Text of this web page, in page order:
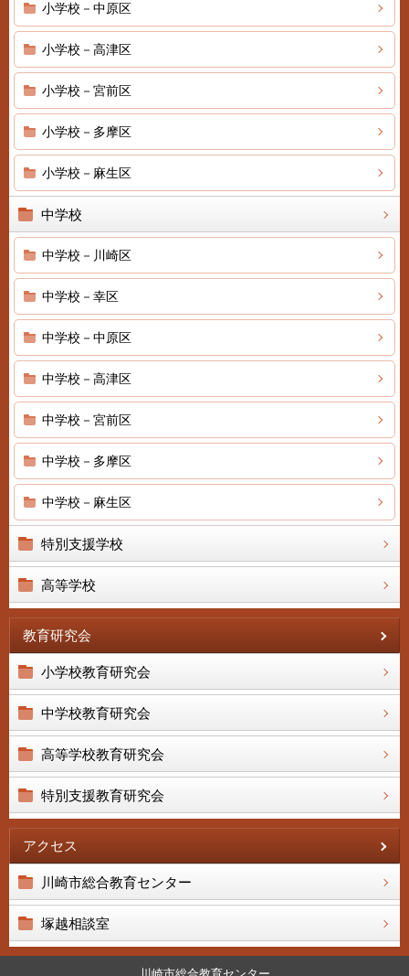
小学校－中原区
小学校－高津区
小学校－宮前区
小学校－多摩区
小学校－麻生区
中学校
中学校－川崎区
中学校－幸区
中学校－中原区
中学校－高津区
中学校－宮前区
中学校－多摩区
中学校－麻生区
特別支援学校
高等学校
教育研究会
小学校教育研究会
中学校教育研究会
高等学校教育研究会
特別支援教育研究会
アクセス
川崎市総合教育センター
塚越相談室